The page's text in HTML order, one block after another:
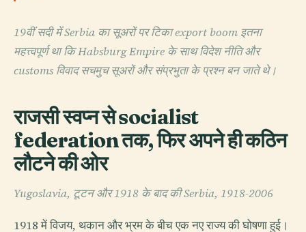
19वीं सदी में Serbia का सूअरों पर टिका export boom इतना
महत्त्वपूर्ण था कि Habsburg Empire के साथ विदेश नीति और
customs विवाद सचमुच सूअरों और संप्रभुता के प्रश्न बन जाते थे।
राजसी स्वप्न से socialist
federation तक, फिर अपने ही कठिन
लौटने की ओर
Yugoslavia, टूटन और 1918 के बाद की Serbia, 1918-2006
1918 में विजय, थकान और भ्रम के बीच एक नए राज्य की घोषणा हुई।